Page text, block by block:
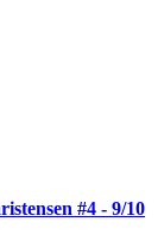
#4 - 9/10